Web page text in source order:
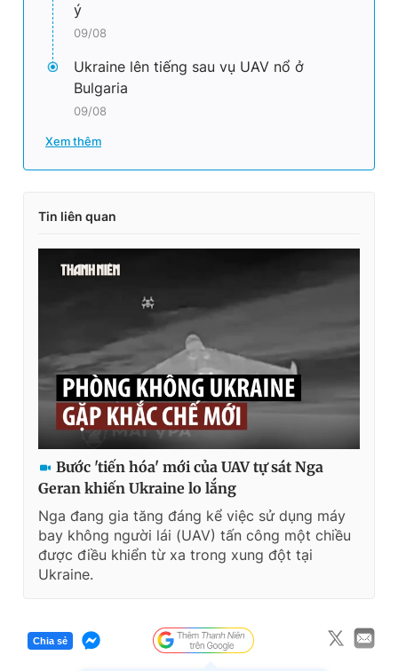
ý
09/08
Ukraine lên tiếng sau vụ UAV nổ ở
Bulgaria
09/08
Xem thêm
Tin liên quan
Bước 'tiến hóa' mới của UAV tự sát Nga
Geran khiến Ukraine lo lắng
Nga đang gia tăng đáng kể việc sử dụng máy
bay không người lái (UAV) tấn công một chiều
được điều khiển từ xa trong xung đột tại
Ukraine.
Chia sẻ